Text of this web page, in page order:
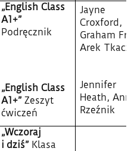
„English Class
A1+”
Podręcznik
„English Class
A1+” Zeszyt
ćwiczeń
Jayne
Croxford,
Graham
Arek Tkacz
Jennifer
Heath,
Rzeźnik
„Wczoraj
i dziś” Klasa